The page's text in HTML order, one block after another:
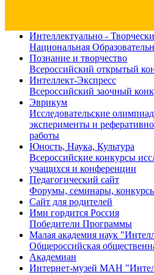
Интеллектуально -
Национальная
Познание и творчество
Всероссийский открытый
Интеллект-Экспресс
Всероссийский заочный
Эврикум
Исследовательские
эксперименты и
работы
Юность, Наука, Культура
Всероссийские конкурсы
учащихся и конференции
Педагогический сайт
Форумы, семинары,
Сайт для родителей
Ими гордится Россия
Победители Программы
Малая академия наук
Общероссийская
Академиан
Интернет-музей МАН